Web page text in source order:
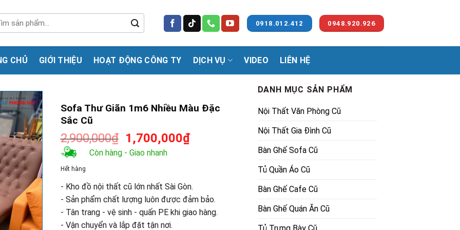
0918.012.412 0948.920.926
CHỦ GIỚI THIỆU HOẠT ĐỘNG CÔNG TY DỊCH VỤ VIDEO LIÊN HỆ
Sofa Thư Giãn 1m6 Nhiều Màu Đặc
Sắc Cũ
2,900,000₫ Giá
gốc
1,700,000₫Giá
1,700,000₫.
Còn hàng - Giao nhanh
Hết hàng
- Kho đồ nội thất cũ lớn nhất Sài Gòn.
- Sản phẩm chất lượng luôn được đảm bảo.
- Tân trang - vệ sinh - quấn PE khi giao hàng.
- Vận chuyển và lắp đặt tận nơi.
DANH MỤC SẢN PHẨM
Nội Thất Văn Phòng Cũ
Nội Thất Gia Đình Cũ
Bàn Ghế Sofa Cũ
Tủ Quần Áo Cũ
Bàn Ghế Cafe Cũ
Bàn Ghế Quán Ăn Cũ
Tủ Trưng Bày Cũ